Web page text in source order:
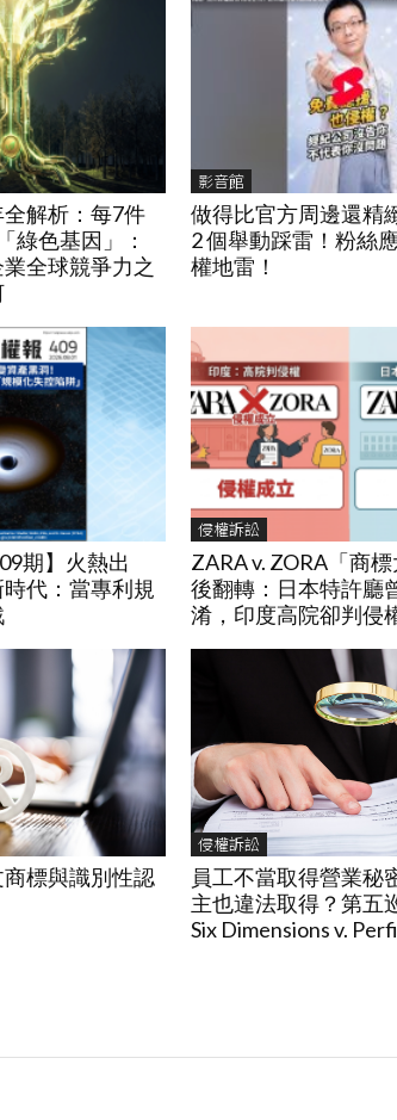
解析：每7件
綠色基因」：
全球競爭力之
影音館
做得比官方周邊還精
2 個舉動踩雷！粉絲
權地雷！
期】火熱出
代：當專利規
侵權訴訟
ZARA v. ZORA「商
後翻轉：日本特許廳
淆，印度高院卻判侵
標與識別性認
侵權訴訟
員工不當取得營業秘
主也違法取得？第五
Six Dimensions v.